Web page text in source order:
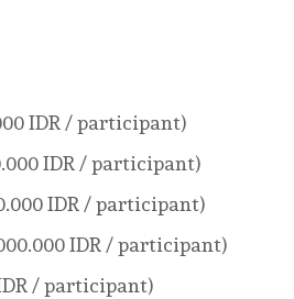
IDR / participant)
IDR / participant)
IDR / participant)
IDR / participant)
/ participant)